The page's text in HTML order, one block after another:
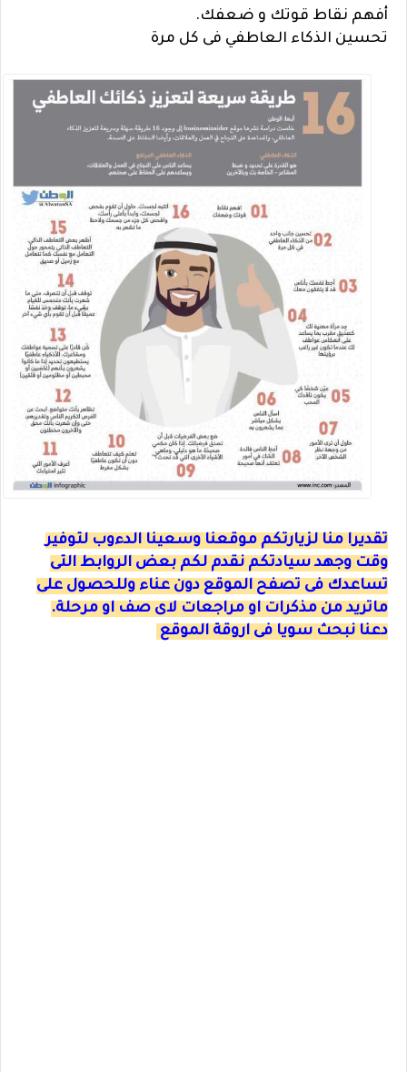
أفهم نقاط قوتك و ضعفك.
تحسين الذكاء العاطفي فى كل مرة
تقديرا منا لزيارتكم موقعنا وسعينا الدءوب لتوفير
وقت وجهد سيادتكم نقدم لكم بعض الروابط التى
تساعدك فى تصفح الموقع دون عناء وللحصول على
ماتريد من مذكرات او مراجعات لاى صف او مرحلة.
دعنا نبحث سويا فى اروقة الموقع